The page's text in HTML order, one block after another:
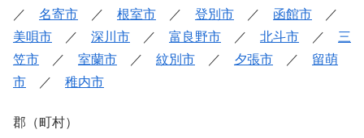
／ 名寄市 ／ 根室市 ／ 登別市 ／ 函館市 ／
美唄市 ／ 深川市 ／ 富良野市 ／ 北斗市 ／ 三
笠市 ／ 室蘭市 ／ 紋別市 ／ 夕張市 ／ 留萌
市 ／ 稚内市
郡（町村）